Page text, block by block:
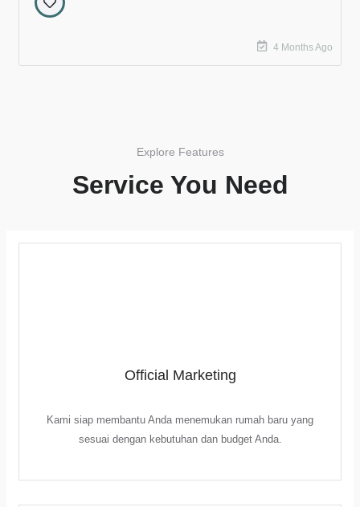
4 Months Ago
Explore Features
Service You Need
Official Marketing
Kami siap membantu Anda menemukan rumah baru yang
sesuai dengan kebutuhan dan budget Anda.